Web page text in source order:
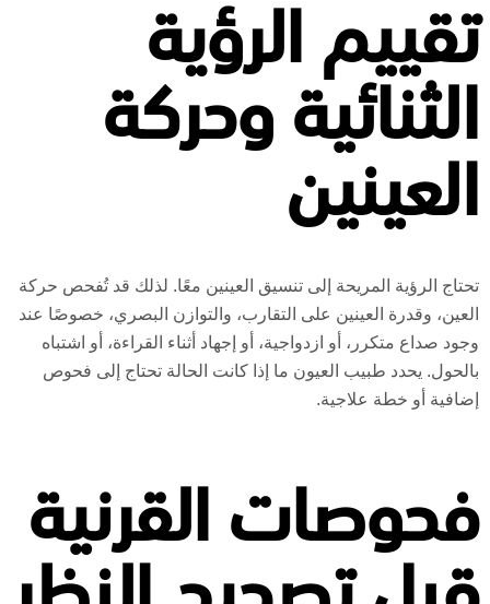
تقييم الرؤية
الثنائية وحركة
العينين
تحتاج الرؤية المريحة إلى تنسيق العينين معًا. لذلك قد تُفحص حركة
العين، وقدرة العينين على التقارب، والتوازن البصري، خصوصًا عند
وجود صداع متكرر، أو ازدواجية، أو إجهاد أثناء القراءة، أو اشتباه
بالحول. يحدد طبيب العيون ما إذا كانت الحالة تحتاج إلى فحوص
إضافية أو خطة علاجية.
فحوصات القرنية